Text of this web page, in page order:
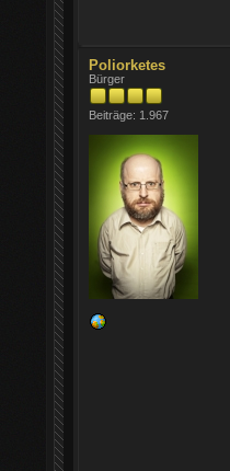
Poliorketes
Bürger
Beiträge: 1.967